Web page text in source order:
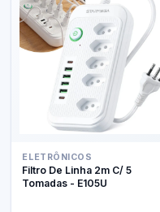
ELETRÔNICOS
Filtro De Linha 2m C/ 5
Tomadas - E105U